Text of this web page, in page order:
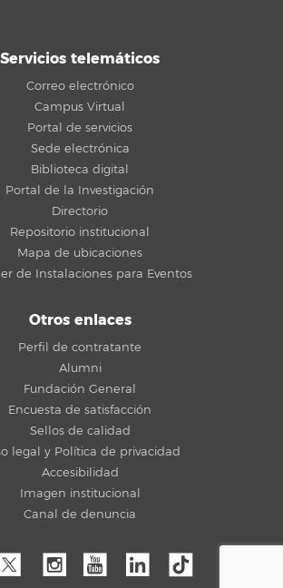
Servicios telemáticos
Correo electrónico
Campus Virtual
Portal de servicios
Sede electrónica
Biblioteca digital
Portal de la Investigación
Directorio
Repositorio institucional
Mapa de ubicaciones
de Instalaciones para Eventos
Otros enlaces
Perfil de contratante
Alumni
Fundación General
Encuesta de satisfacción
Sellos de calidad
legal y Política de privacidad
Accesibilidad
Imagen institucional
Canal de denuncia